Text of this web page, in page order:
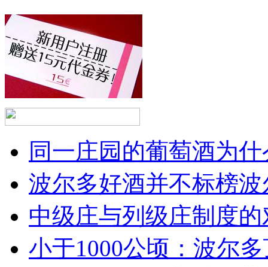
同一庄园的葡萄酒为
波尔多好酒并不标榜
中级庄与列级庄制度
小于1000公顷：波尔